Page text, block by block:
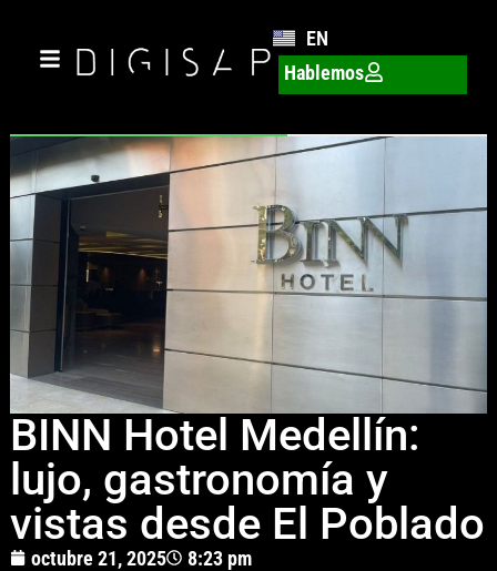
EN
Hablemos
BINN Hotel Medellín:
lujo, gastronomía y
vistas desde El Poblado
octubre 21, 2025 8:23 pm